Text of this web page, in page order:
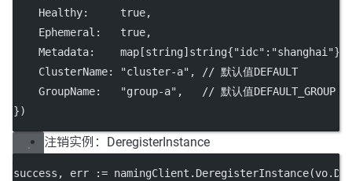
    Healthy:
true,
    Ephemeral:
true,
    Metadata:
map [string] string{"idc" : "shanghai"},
    ClusterName:
"cluster-a" ,
// 默认值DEFAULT
    GroupName:
"group-a" ,
// 默认值DEFAULT_GROUP
})
注销实例：DeregisterInstance
success, err := namingClient. DeregisterInstance